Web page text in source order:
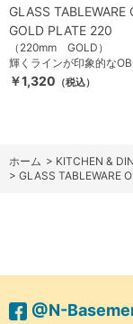
GLASS TABLEWARE
GOLD PLATE 220
（220mm GOLD）
輝くラインが印象的な
￥1,320 （税込）
ホーム > KITCHEN &
> GLASS TABLEWARE
@N-